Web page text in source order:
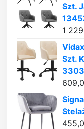
Szt.
1
Szt.